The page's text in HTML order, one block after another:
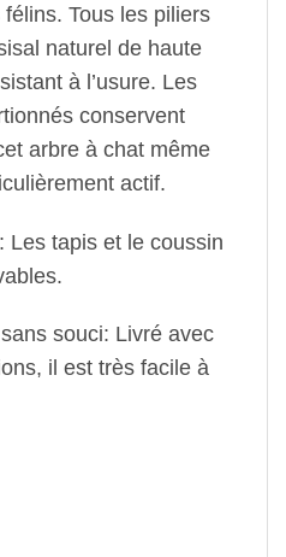
Tous les piliers
naturel de haute
à l’usure. Les
conservent
arbre à chat même
actif.
Les tapis et le coussin
souci: Livré avec
il est très facile à